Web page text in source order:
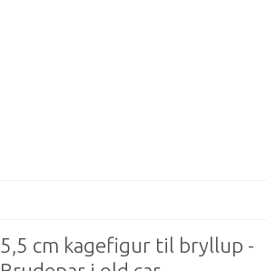
5,5 cm kagefigur til bryllup -